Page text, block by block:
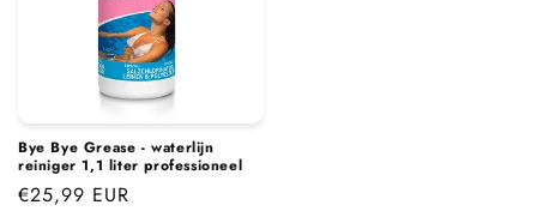
Bye Bye Grease - waterlijn
reiniger 1,1 liter professioneel
Normale
€25,99 EUR